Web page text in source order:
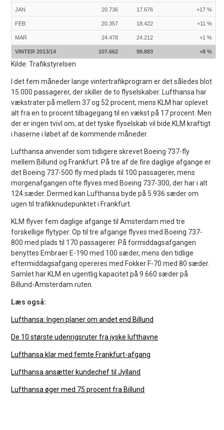
JAN 20.736 17.676 +17 %
FEB 20.357 18.422 +11 %
MAR 24.478 24.212 +1 %
VINTER 2013/14 107.662 99.883 +8 %
Kilde: Trafikstyrelsen
I det fem måneder lange vintertrafikprogram er det således blot
15.000 passagerer, der skiller de to flyselskaber. Lufthansa har
vækstrater på mellem 37 og 52 procent, mens KLM har oplevet
alt fra en to procent tilbagegang til en vækst på 17 procent. Men
der er ingen tvivl om, at det tyske flyselskab vil bide KLM kraftigt
i haserne i løbet af de kommende måneder.
Lufthansa anvender som tidligere skrevet Boeing 737-fly
mellem Billund og Frankfurt. På tre af de fire daglige afgange er
det Boeing 737-500 fly med plads til 100 passagerer, mens
morgenafgangen ofte flyves med Boeing 737-300, der har i alt
124 sæder. Dermed kan Lufthansa byde på 5.936 sæder om
ugen til trafikknudepunktet i Frankfurt.
KLM flyver fem daglige afgange til Amsterdam med tre
forskellige flytyper. Op til tre afgange flyves med Boeing 737-
800 med plads til 170 passagerer. På formiddagsafgangen
benyttes Embraer E-190 med 100 sæder, mens den tidlige
eftermiddagsafgang opereres med Fokker F-70 med 80 sæder.
Samlet har KLM en ugentlig kapacitet på 9.660 sæder på
Billund-Amsterdam ruten.
Læs også:
Lufthansa: Ingen planer om andet end Billund
De 10 største udenrigsruter fra jyske lufthavne
Lufthansa klar med femte Frankfurt-afgang
Lufthansa ansætter kundechef til Jylland
Lufthansa øger med 75 procent fra Billund